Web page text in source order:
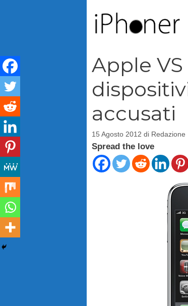
Apple
accusati
15 Agosto 2012 di Redazione
Spread the love